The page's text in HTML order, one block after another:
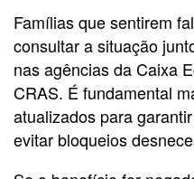
Famílias que sentirem
consultar a situação
nas agências da Caixa
CRAS. É fundamental
atualizados para
evitar bloqueios